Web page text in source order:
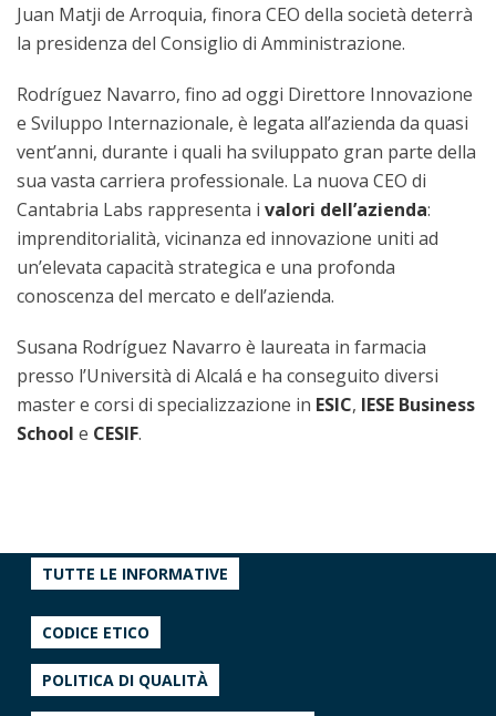
Juan Matji de Arroquia, finora CEO della società deterrà
la presidenza del Consiglio di Amministrazione.
Rodríguez Navarro, fino ad oggi Direttore Innovazione
e Sviluppo Internazionale, è legata all’azienda da quasi
vent’anni, durante i quali ha sviluppato gran parte della
sua vasta carriera professionale. La nuova CEO di
Cantabria Labs rappresenta i valori dell’azienda:
imprenditorialità, vicinanza ed innovazione uniti ad
un’elevata capacità strategica e una profonda
conoscenza del mercato e dell’azienda.
Susana Rodríguez Navarro è laureata in farmacia
presso l’Università di Alcalá e ha conseguito diversi
master e corsi di specializzazione in ESIC, IESE Business
School e CESIF.
TUTTE LE INFORMATIVE
CODICE ETICO
POLITICA DI QUALITÀ